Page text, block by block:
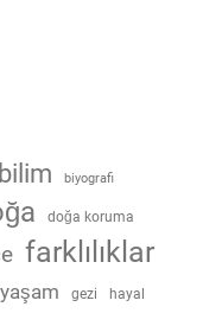
bilim biyografi
doğa koruma
farklılıklar
gezi hayal